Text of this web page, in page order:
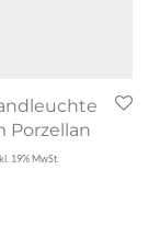
Porzellan
19% MwSt.